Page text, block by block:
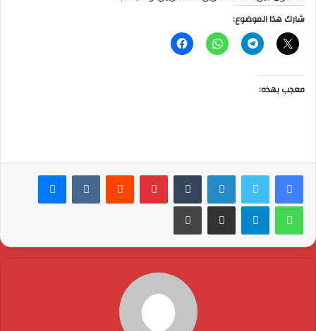
شارك هذا الموضوع:
معجب بهذه:
لينكدإن بينتيريست ماسنجر
واتساب تيلقرام مشاركة عبر البريد طباعة